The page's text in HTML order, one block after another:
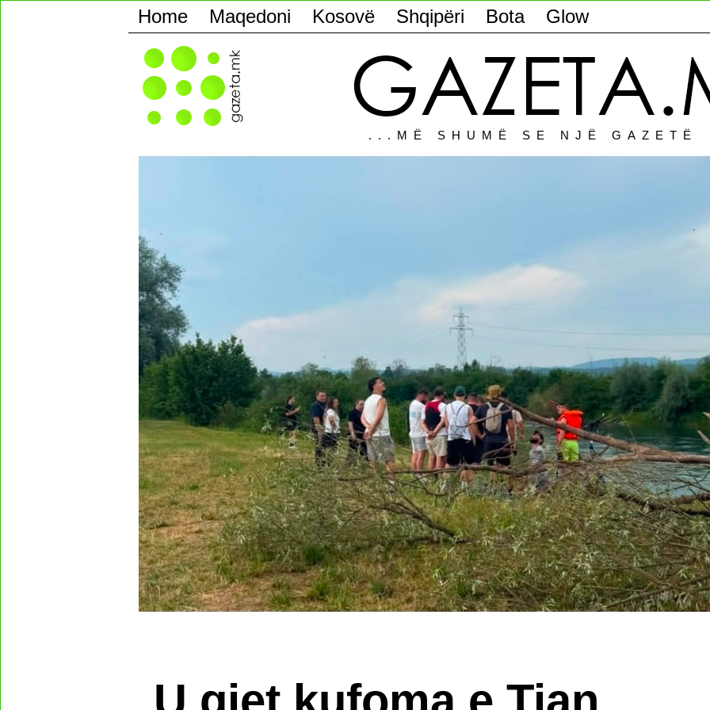
Home Maqedoni Kosovë Shqipëri Bota Glow
...MË SHUMË SE NJË GAZETË